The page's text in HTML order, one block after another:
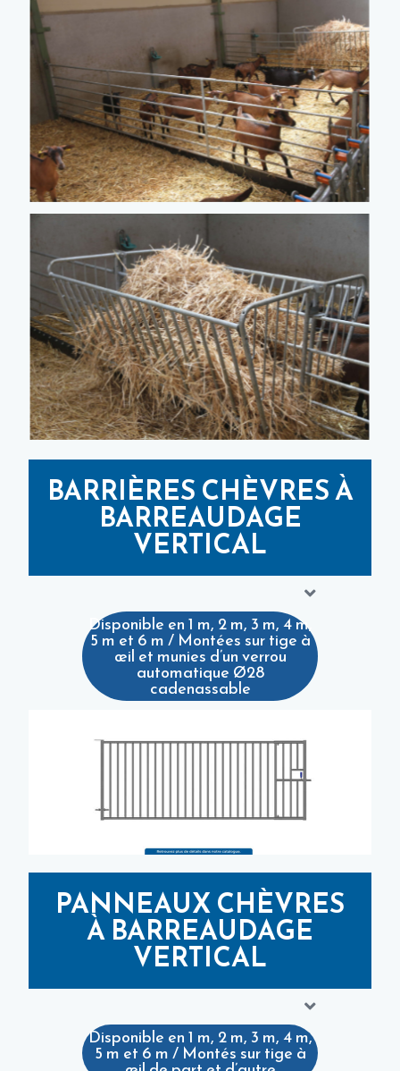
BARRIÈRES CHÈVRES À
BARREAUDAGE
VERTICAL
Disponible en 1 m, 2 m, 3 m, 4 m,
5 m et 6 m / Montées sur tige à
œil et munies d’un verrou
automatique Ø28
cadenassable
PANNEAUX CHÈVRES
À BARREAUDAGE
VERTICAL
Disponible en 1 m, 2 m, 3 m, 4 m,
5 m et 6 m / Montés sur tige à